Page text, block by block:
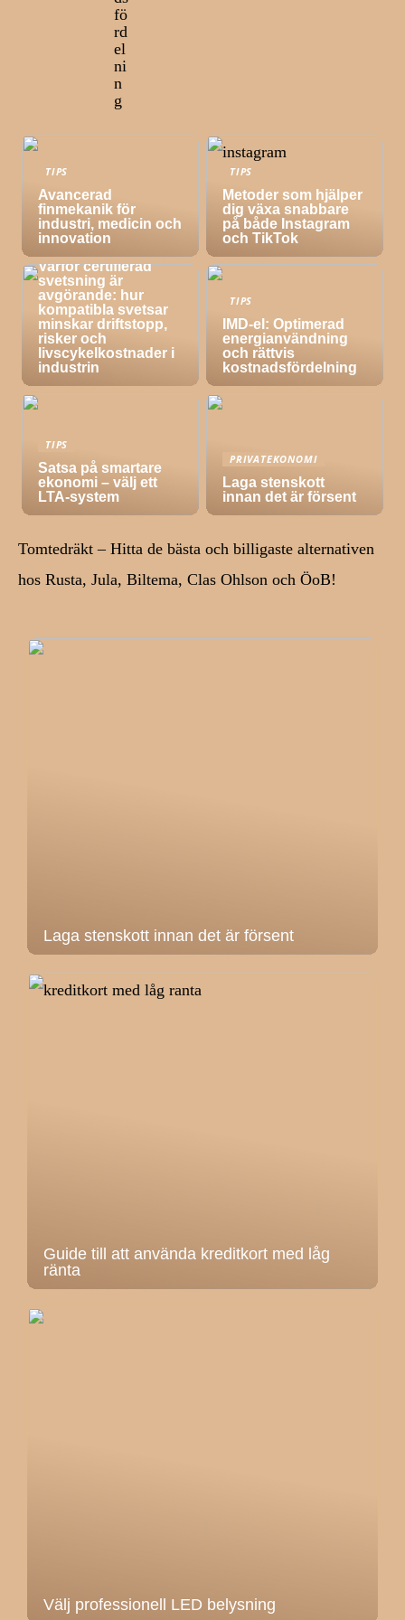
fö
rd
el
ni
n
g
TIPS
Avancerad
finmekanik för
industri, medicin och
innovation
TIPS
Metoder som hjälper
dig växa snabbare
på både Instagram
och TikTok
TIPS
Varför certifierad
svetsning är
avgörande: hur
kompatibla svetsar
minskar driftstopp,
risker och
livscykelkostnader i
industrin
TIPS
IMD-el: Optimerad
energianvändning
och rättvis
kostnadsfördelning
TIPS
Satsa på smartare
ekonomi – välj ett
LTA-system
PRIVATEKONOMI
Laga stenskott
innan det är försent
Tomtedräkt – Hitta de bästa och billigaste alternativen
hos Rusta, Jula, Biltema, Clas Ohlson och ÖoB!
Laga stenskott innan det är försent
Guide till att använda kreditkort med låg
ränta
Välj professionell LED belysning